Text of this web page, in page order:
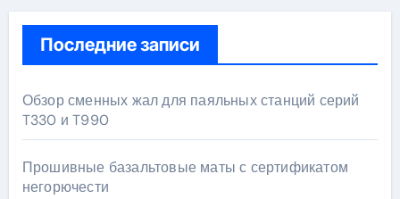
Последние записи
Обзор сменных жал для паяльных станций серий
T330 и T990
Прошивные базальтовые маты с сертификатом
негорючести